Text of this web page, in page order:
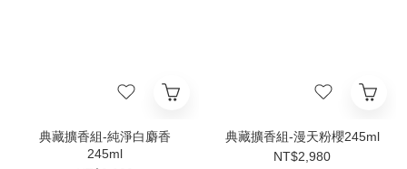
典藏擴香組-純淨白麝香
245ml
典藏擴香組-漫天粉櫻245ml
NT$2,980